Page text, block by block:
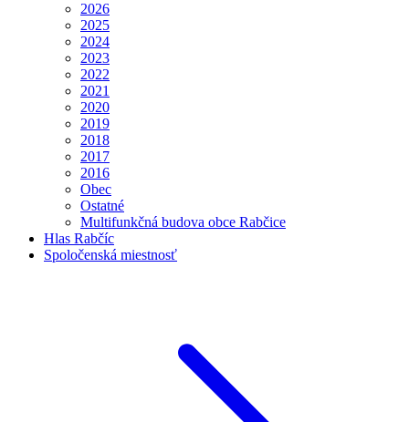
2026
2025
2024
2023
2022
2021
2020
2019
2018
2017
2016
Obec
Ostatné
Multifunkčná budova obce Rabčice
Hlas Rabčíc
Spoločenská miestnosť